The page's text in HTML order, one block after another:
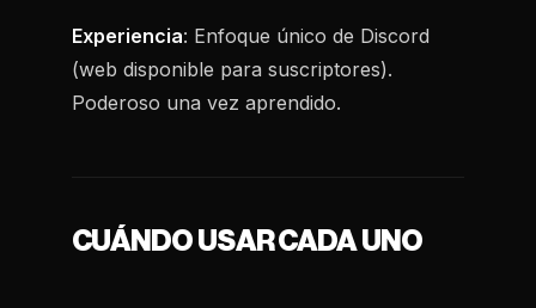
Experiencia: Enfoque único de Discord
(web disponible para suscriptores).
Poderoso una vez aprendido.
CUÁNDO USAR CADA UNO